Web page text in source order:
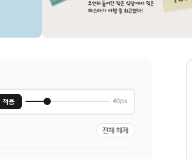
적용 40px
전체 해제